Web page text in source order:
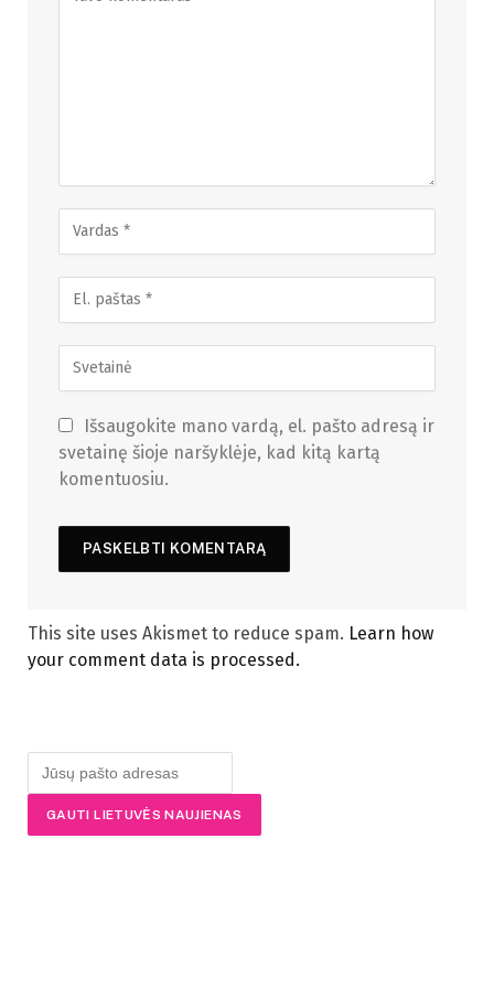
Išsaugokite mano vardą, el. pašto adresą ir
svetainę šioje naršyklėje, kad kitą kartą
komentuosiu.
This site uses Akismet to reduce spam. Learn how
your comment data is processed.